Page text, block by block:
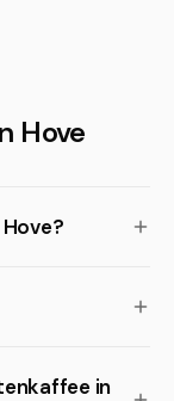
Hove
in